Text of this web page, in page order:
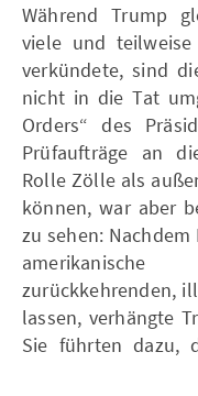
Während Trump
viele und teilweise
verkündete, sind
nicht in die Tat
Orders“ des
Prüfaufträge an
Rolle Zölle als
können, war aber
zu sehen:
zurückkehrenden,
lassen, verhängte
Sie führten dazu,